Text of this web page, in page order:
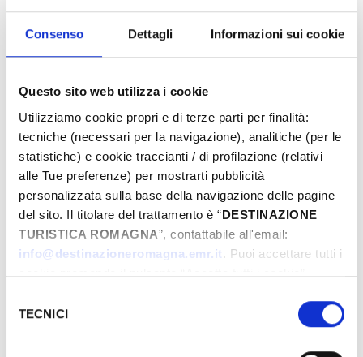
Consenso Dettagli Informazioni sui cookie
Questo sito web utilizza i cookie
Utilizziamo cookie propri e di terze parti per finalità:
tecniche (necessari per la navigazione), analitiche (per le
statistiche) e cookie traccianti / di profilazione (relativi
alle Tue preferenze) per mostrarti pubblicità
personalizzata sulla base della navigazione delle pagine
del sito. Il titolare del trattamento è “DESTINAZIONE
TURISTICA ROMAGNA”, contattabile all'email:
info@destinazioneromagna.emr.it. Puoi accettare tutti i
cookie premendo il pulsante “Accetta tutti i cookie”,
gestire le tue preferenze facendo clic su “Personalizza”.
Qualora acconsenti a tutti i cookie i Tuoi dati potranno
delTECNICI
scenico, nelle quali tecnica, eleganza, equilibrio e
creatività si fondono per regalare al pubblico
momenti di autentica meraviglia.